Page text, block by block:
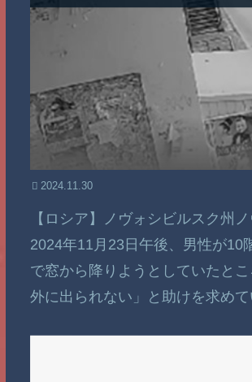
2024.11.30
【ロシア】ノヴォシビルスク州
2024年11月23日午後、男性が10
で窓から降りようとしていたと
外に出られない」と助けを求め